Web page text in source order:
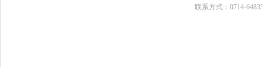
联系方式：0714-